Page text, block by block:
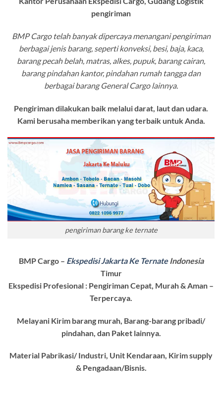
pengiriman
BMP Cargo telah banyak dipercaya menangani pengiriman
berbagai jenis barang, seperti konveksi, besi, baja, kaca,
barang pecah belah, matras, alkes, pupuk, barang cairan,
barang pindahan kantor, pindahan rumah tangga dan
berbagai barang General Cargo lainnya.
Pengiriman dilakukan baik melalui darat, laut dan udara.
Kami berusaha memberikan yang terbaik untuk Anda.
pengiriman barang ke ternate
BMP Cargo – Ekspedisi Jakarta Ke TernateIndonesia
Timur
Ekspedisi Profesional : Pengiriman Cepat, Murah & Aman –
Terpercaya.
Melayani Kirim barang murah, Barang-barang pribadi/
pindahan, dan Paket lainnya.
Material Pabrikasi/ Industri, Unit Kendaraan, Kirim supply
& Pengadaan/Bisnis.